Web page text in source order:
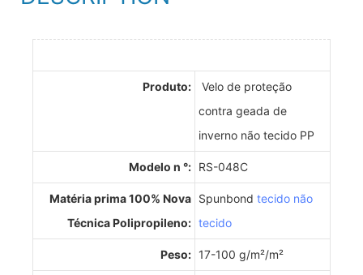
Produto:
Velo de proteção
contra geada de
inverno não tecido PP
Modelo n °: RS-048C
Matéria prima 100% Nova
Técnica Polipropileno:
Spunbond tecido não
tecido
Peso: 17-100 g/m²/m²